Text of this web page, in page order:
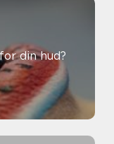
din hud?